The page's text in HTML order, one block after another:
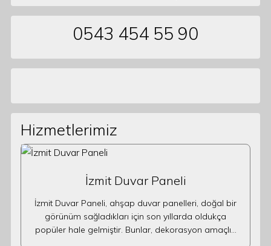
0543 454 55 90
Hizmetlerimiz
İzmit Duvar Paneli
İzmit Duvar Paneli, ahşap duvar panelleri, doğal bir
görünüm sağladıkları için son yıllarda oldukça
popüler hale gelmiştir. Bunlar, dekorasyon amaçlı…